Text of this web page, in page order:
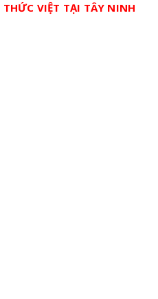
VIỆT TẠI TÂY NINH